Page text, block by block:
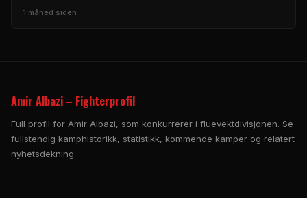
1 måned siden
Amir Albazi – Fighterprofil
Full profil for Amir Albazi, som konkurrerer i fluevektdivisjonen. Se
fullstendig kamphistorikk, statistikk, kommende kamper og relatert
nyhetsdekning.